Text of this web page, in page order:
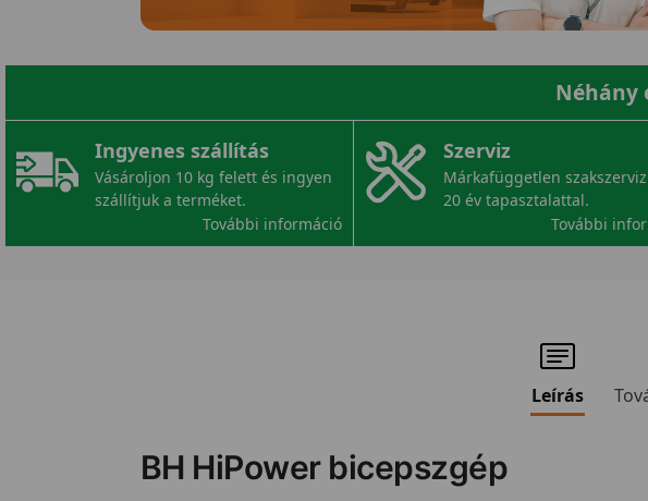
Néhány
Ingyenes szállítás
Vásároljon 10 kg felett és ingyen
szállítjuk a terméket.
További információ
Szerviz
Márkafüggetlen
20 év tapasztalattal.
További
Leírás
BH HiPower bicepszgép